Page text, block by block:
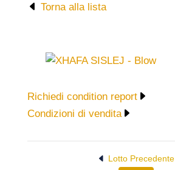
Torna alla lista
Richiedi condition report
Condizioni di vendita
Lotto Precedente